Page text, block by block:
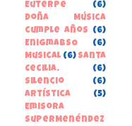
Euterpe
(6)
Doña Música
cumple años
(6)
EnigmaBSO
(6)
Musical (6) Santa
Cecilia.
(6)
Silencio
(6)
Artística
(5)
Emisora
SuperMenéndez